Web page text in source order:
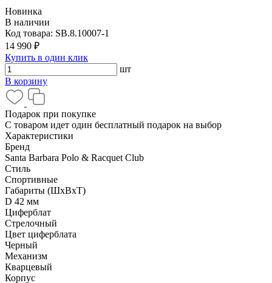
Новинка
В наличии
Код товара: SB.8.10007-1
14 990 ₽
Купить в один клик
шт
В корзину
Подарок при покупке
С товаром идет один бесплатный подарок на выбор
Характеристики
Бренд
Santa Barbara Polo & Racquet Club
Стиль
Спортивные
Габариты (ШхВхТ)
D 42 мм
Циферблат
Стрелочный
Цвет циферблата
Черный
Механизм
Кварцевый
Корпус